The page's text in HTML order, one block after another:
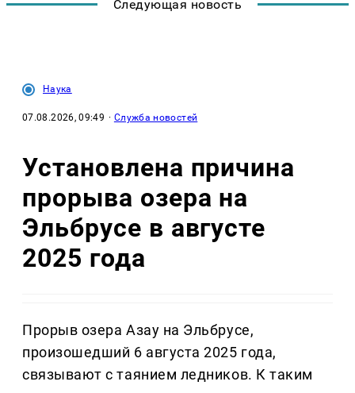
Следующая новость
Наука
07.08.2026, 09:49 · Служба новостей
Установлена причина
прорыва озера на
Эльбрусе в августе
2025 года
Прорыв озера Азау на Эльбрусе,
произошедший 6 августа 2025 года,
связывают с таянием ледников. К таким